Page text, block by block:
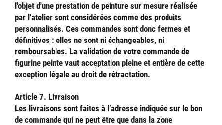
l'objet d'une prestation de peinture sur mesure réalisée
par l'atelier sont considérées comme des produits
personnalisés. Ces commandes sont donc fermes et
définitives : elles ne sont ni échangeables, ni
remboursables. La validation de votre commande de
figurine peinte vaut acceptation pleine et entière de cette
exception légale au droit de rétractation.
Article 7. Livraison
Les livraisons sont faites à l’adresse indiquée sur le bon
de commande qui ne peut être que dans la zone